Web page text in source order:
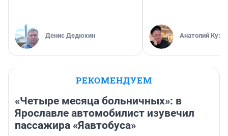
Денис Дедюхин Анатолий
РЕКОМЕНДУЕМ
«Четыре месяца больничных»: в
Ярославле автомобилист изувечил
пассажира «Яавтобуса»